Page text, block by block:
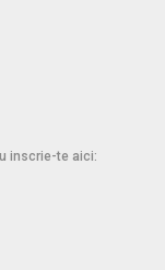
inscrie-te aici: